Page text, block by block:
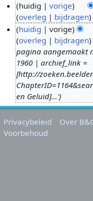
s
huidig vorige
overleg
bijdragen
G
e
e
n
b
e
w
e
huidig vorige
overleg
bijdragen
pagina aangemaakt
1960 | archief_link =
[http://
en Geluid]...'
Privacybeleid
Over
Voorbehoud